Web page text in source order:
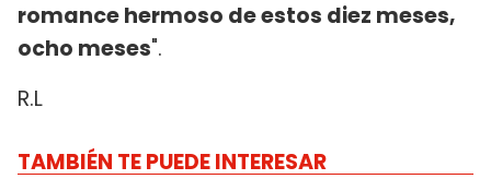
romance hermoso de estos diez meses,
ocho meses".
R.L
TAMBIÉN TE PUEDE INTERESAR